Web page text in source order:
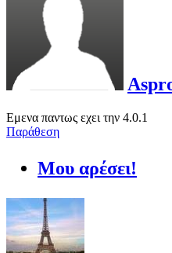
Εμενα παντως εχει την 4.0.1
Παράθεση
Μου αρέσει!